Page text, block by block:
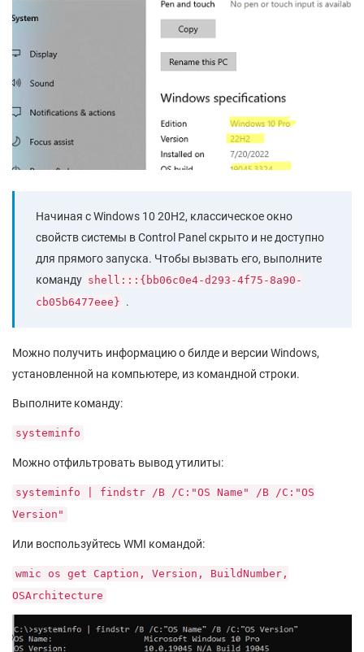
Начиная с Windows 10 20H2, классическое окно
свойств системы в Control Panel скрыто и не доступно
для прямого запуска. Чтобы вызвать его, выполните
команду shell:::{bb06c0e4-d293-4f75-8a90-
cb05b6477eee} .
Можно получить информацию о билде и версии Windows,
установленной на компьютере, из командной строки.
Выполните команду:
systeminfo
Можно отфильтровать вывод утилиты:
systeminfo | findstr /B /C:"OS Name" /B /C:"OS
Version"
Или воспользуйтесь WMI командой:
wmic os get Caption, Version, BuildNumber,
OSArchitecture